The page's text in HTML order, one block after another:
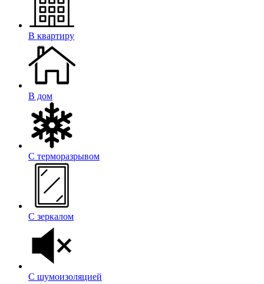
В квартиру
В дом
С терморазрывом
С зеркалом
С шумоизоляцией